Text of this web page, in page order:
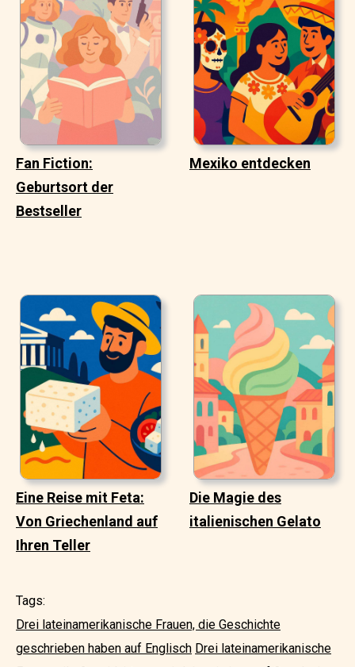
Fan Fiction:
Geburtsort der
Bestseller
Mexiko entdecken
Eine Reise mit Feta:
Von Griechenland auf
Ihren Teller
Die Magie des
italienischen Gelato
Tags:
Drei lateinamerikanische Frauen, die Geschichte
geschrieben haben auf Englisch Drei lateinamerikanische